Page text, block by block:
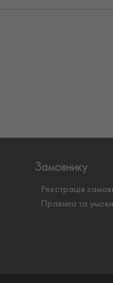
Замовнику
Реєстрація
Правила та умови